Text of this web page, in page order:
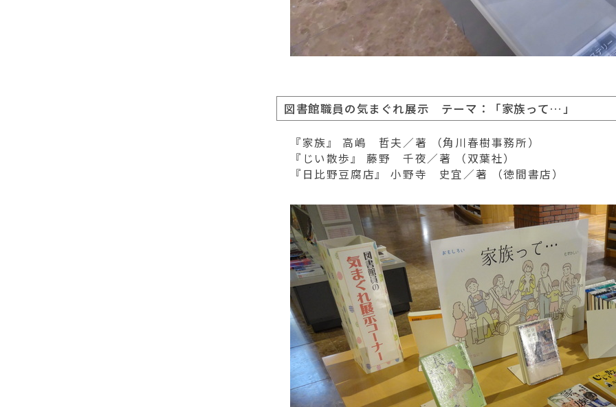
図書館職員の気まぐれ展示 テーマ：「家族って…」
『家族』 高嶋 哲夫／著 （角川春樹事務所）
『じい散歩』 藤野 千夜／著 （双葉社）
『日比野豆腐店』 小野寺 史宜／著 （徳間書店）